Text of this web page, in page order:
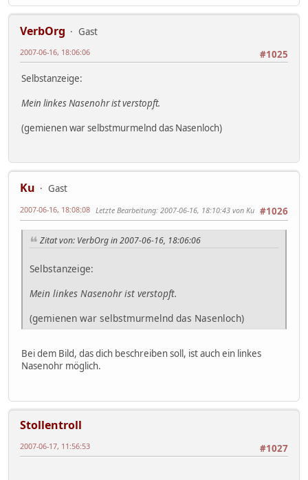
VerbOrg
Gast
#1025
2007-06-16, 18:06:06
Selbstanzeige:
Mein linkes Nasenohr ist verstopft.
(gemienen war selbstmurmelnd das Nasenloch)
Ku
Gast
#1026
2007-06-16, 18:08:08 Letzte Bearbeitung: 2007-06-16, 18:10:43 von Ku
Zitat von: VerbOrg in 2007-06-16, 18:06:06
Selbstanzeige:
Mein linkes Nasenohr ist verstopft.
(gemienen war selbstmurmelnd das Nasenloch)
Bei dem Bild, das dich beschreiben soll, ist auch ein linkes
Nasenohr möglich.
Stollentroll
#1027
2007-06-17, 11:56:53